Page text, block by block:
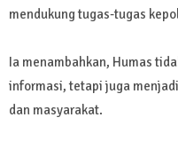
mendukung tugas-tugas
Ia menambahkan, Humas
informasi, tetapi juga
dan masyarakat.